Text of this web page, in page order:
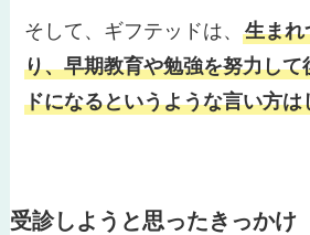
そして、ギフテッドは、生まれ
り、早期教育や勉強を努力して
ドになるというような言い方は
受診しようと思ったきっかけ